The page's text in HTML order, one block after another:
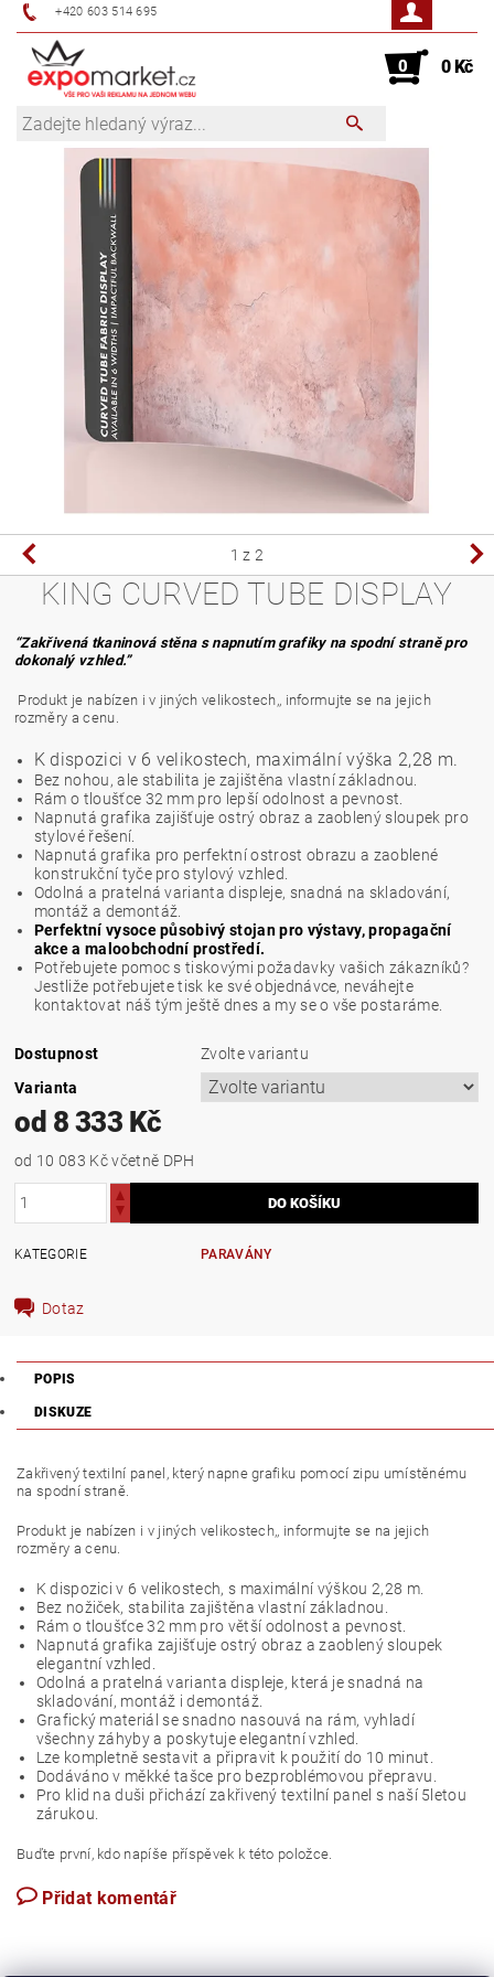
+420 603 514 695
0 0 Kč
1 z 2
KING CURVED TUBE DISPLAY
“Zakřivená tkaninová stěna s napnutím grafiky na spodní straně pro
dokonalý vzhled.”
Produkt je nabízen i v jiných velikostech,, informujte se na jejich
rozměry a cenu.
K dispozici v 6 velikostech, maximální výška 2,28 m.
Bez nohou, ale stabilita je zajištěna vlastní základnou.
Rám o tloušťce 32 mm pro lepší odolnost a pevnost.
Napnutá grafika zajišťuje ostrý obraz a zaoblený sloupek pro
stylové řešení.
Napnutá grafika pro perfektní ostrost obrazu a zaoblené
konstrukční tyče pro stylový vzhled.
Odolná a pratelná varianta displeje, snadná na skladování,
montáž a demontáž.
Perfektní vysoce působivý stojan pro výstavy, propagační
akce a maloobchodní prostředí.
Potřebujete pomoc s tiskovými požadavky vašich zákazníků?
Jestliže potřebujete tisk ke své objednávce, neváhejte
kontaktovat náš tým ještě dnes a my se o vše postaráme.
Dostupnost
Zvolte variantu
Varianta
od 8 333 Kč
od 10 083 Kčvčetně DPH
KATEGORIE PARAVÁNY
Dotaz
POPIS
DISKUZE
Zakřivený textilní panel, který napne grafiku pomocí zipu umístěnému
na spodní straně.
Produkt je nabízen i v jiných velikostech,, informujte se na jejich
rozměry a cenu.
K dispozici v 6 velikostech, s maximální výškou 2,28 m.
Bez nožiček, stabilita zajištěna vlastní základnou.
Rám o tloušťce 32 mm pro větší odolnost a pevnost.
Napnutá grafika zajišťuje ostrý obraz a zaoblený sloupek
elegantní vzhled.
Odolná a pratelná varianta displeje, která je snadná na
skladování, montáž i demontáž.
Grafický materiál se snadno nasouvá na rám, vyhladí
všechny záhyby a poskytuje elegantní vzhled.
Lze kompletně sestavit a připravit k použití do 10 minut.
Dodáváno v měkké tašce pro bezproblémovou přepravu.
Pro klid na duši přichází zakřivený textilní panel s naší 5letou
zárukou.
Buďte první, kdo napíše příspěvek k této položce.
Přidat komentář